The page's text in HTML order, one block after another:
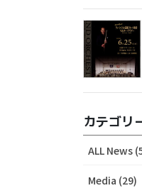
カテゴリ
ALL News
Media (29)